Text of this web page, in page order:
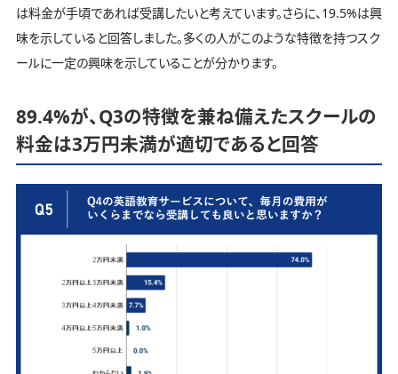
は料金が手頃であれば受講したいと考えています。さらに、19.5%は興
味を示していると回答しました。多くの人がこのような特徴を持つスク
ールに一定の興味を示していることが分かります。
89.4%が、Q3の特徴を兼ね備えたスクールの
料金は3万円未満が適切であると回答